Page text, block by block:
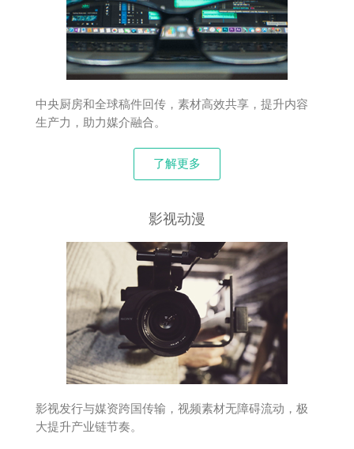
中央厨房和全球稿件回传，素材高效共享，提升内容
生产力，助力媒介融合。
了解更多
影视动漫
影视发行与媒资跨国传输，视频素材无障碍流动，极
大提升产业链节奏。